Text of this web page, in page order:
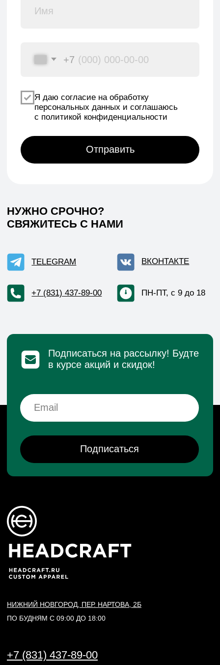
ПО БУДНЯМ С 09:00 ДО 18:00
НИЖНИЙ НОВГОРОД, ПЕР. НАРТОВА, 2Б
+7 (831) 437-89-00
Договор оферты